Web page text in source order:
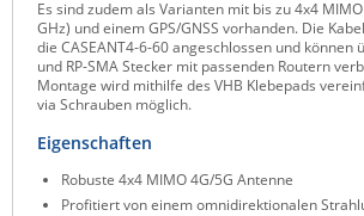
Server Technology
Siretta
SIRIO Antenne
Sunbird
Tactical Software
Es sind zudem als Varianten mit bis zu 4x4
GHz) und einem GPS/GNSS vorhanden. Die
die CASEANT4-6-60 angeschlossen und können
und RP-SMA Stecker mit passenden Routern
Montage wird mithilfe des VHB Klebepads
via Schrauben möglich.
Eigenschaften
Robuste 4x4 MIMO 4G/5G Antenne
Profitiert von einem omnidirektionalen